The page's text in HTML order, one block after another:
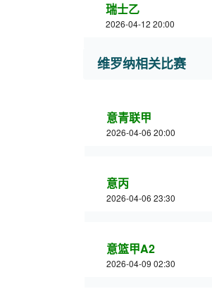
瑞士乙
2026-04-12 20:00
维罗纳相关比赛
意青联甲
2026-04-06 20:00
意丙
2026-04-06 23:30
意篮甲A2
2026-04-09 02:30